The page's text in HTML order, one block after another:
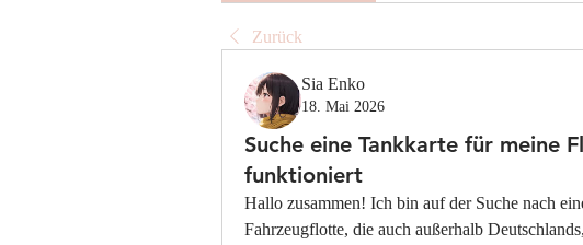
Zurück
Sia Enko
18. Mai 2026
Suche eine Tankkarte für meine
funktioniert
Hallo zusammen! Ich bin auf der Suche nach
Fahrzeugflotte, die auch außerhalb